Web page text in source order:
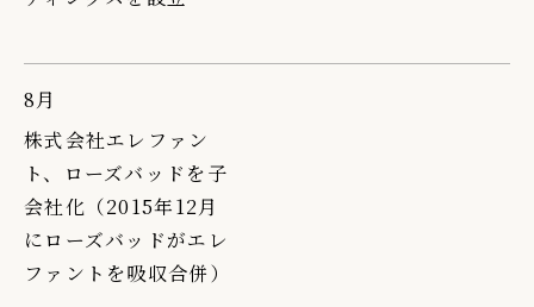
8月
株式会社エレファン
ト、ローズバッドを子
会社化（2015年12月
にローズバッドがエレ
ファントを吸収合併）